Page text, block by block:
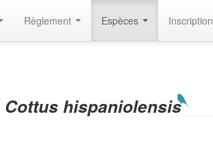
Règlement Espèces Inscription
Cottus hispaniolensis